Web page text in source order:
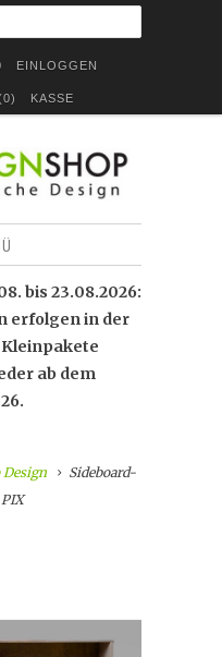
EINLOGGEN
0) KASSE
bis 23.08.2026:
erfolgen in der
ab dem
Design
Sideboard-